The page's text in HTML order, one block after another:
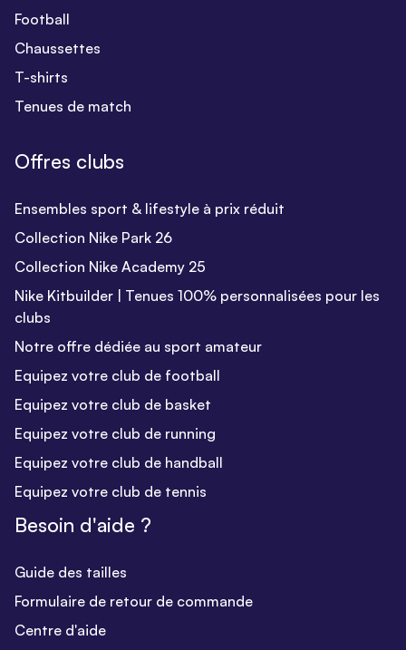
Football
Chaussettes
T-shirts
Tenues de match
Offres clubs
Ensembles sport & lifestyle à prix réduit
Collection Nike Park 26
Collection Nike Academy 25
Nike Kitbuilder | Tenues 100% personnalisées pour les
clubs
Notre offre dédiée au sport amateur
Equipez votre club de football
Equipez votre club de basket
Equipez votre club de running
Equipez votre club de handball
Equipez votre club de tennis
Besoin d'aide ?
Guide des tailles
Formulaire de retour de commande
Centre d'aide